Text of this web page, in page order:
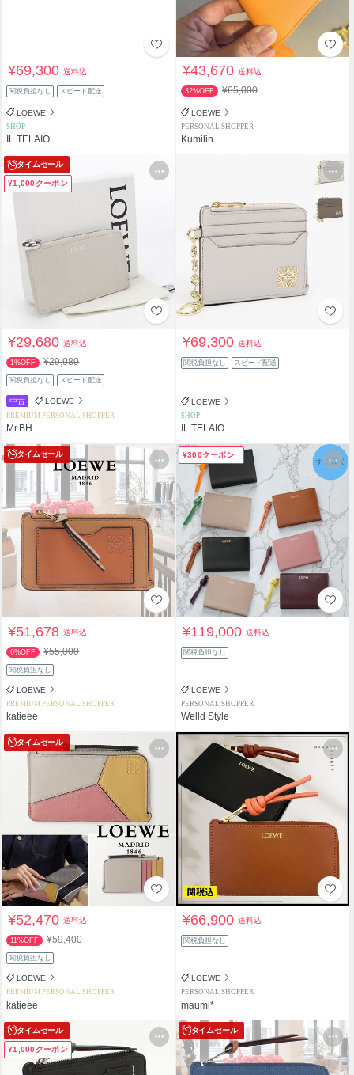
¥69,300送料込
関税負担なし スピード配送
LOEWE
SHOP
IL TELAIO
¥43,670送料込
32%OFF ¥65,000
LOEWE
PERSONAL SHOPPER
Kumilin
タイムセール
¥1,000クーポン
¥29,680送料込
1%OFF ¥29,980
関税負担なし スピード配送
中古 LOEWE
PREMIUM PERSONAL SHOPPER
Mr.BH
¥69,300送料込
関税負担なし スピード配送
LOEWE
SHOP
IL TELAIO
タイムセール
¥51,678送料込
6%OFF ¥55,000
関税負担なし
LOEWE
PREMIUM PERSONAL SHOPPER
katieee
¥300クーポン
¥119,000送料込
関税負担なし
LOEWE
PERSONAL SHOPPER
Welld Style
タイムセール
¥52,470送料込
11%OFF ¥59,400
関税負担なし
LOEWE
PREMIUM PERSONAL SHOPPER
katieee
¥66,900送料込
関税負担なし
LOEWE
PERSONAL SHOPPER
maumi*
タイムセール
¥1,000クーポン
タイムセール